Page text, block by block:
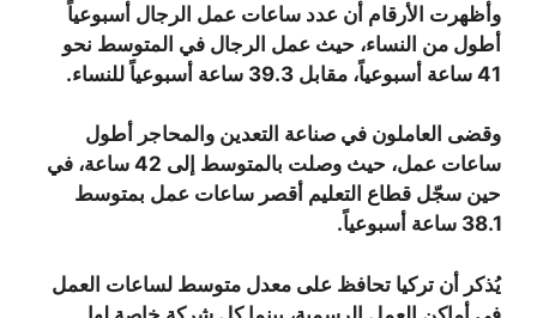
وأظهرت الأرقام أن عدد ساعات عمل الرجال أسبوعياً
أطول من النساء، حيث عمل الرجال في المتوسط نحو
41 ساعة أسبوعياً، مقابل 39.3 ساعة أسبوعياً للنساء.
وقضى العاملون في صناعة التعدين والمحاجر أطول
ساعات عمل، حيث وصلت بالمتوسط إلى 42 ساعة، في
حين سجّل قطاع التعليم أقصر ساعات عمل بمتوسط
38.1 ساعة أسبوعياً.
يُذكر أن تركيا تحافظ على معدل متوسط لساعات العمل